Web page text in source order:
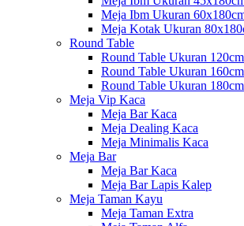
Meja Ibm Ukuran
Meja Kotak Ukuran
Round Table
Round Table Ukuran 120cm
Round Table Ukuran 160cm
Round Table Ukuran 180cm
Meja Vip Kaca
Meja Bar Kaca
Meja Dealing Kaca
Meja Minimalis Kaca
Meja Bar
Meja Bar Kaca
Meja Bar Lapis Kalep
Meja Taman Kayu
Meja Taman Extra